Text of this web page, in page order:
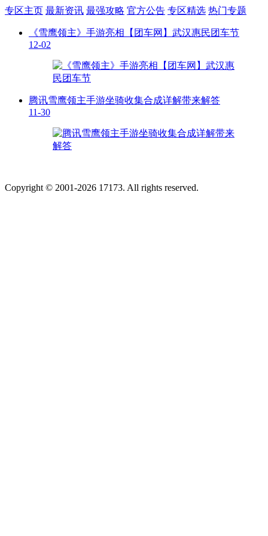
专区主页 最新资讯 最强攻略 官方公告 专区精选 热门专题
《雪鹰领主》手游亮相【团车网】武汉惠民团车节
12-02
腾讯雪鹰领主手游坐骑收集合成详解带来解答
11-30
Copyright © 2001-2026 17173. All rights reserved.